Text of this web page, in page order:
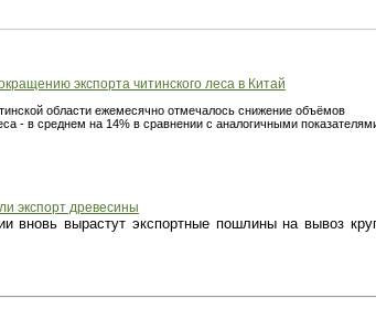
экспорта читинского леса в Китай
области ежемесячно отмечалось снижение объёмов
- в среднем на 14% в сравнении с аналогичными
экспорт древесины
вновь вырастут экспортные пошлины на вывоз